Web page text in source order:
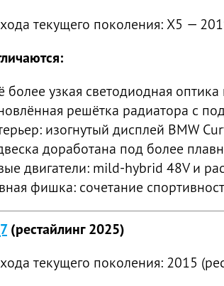
текущего поколения: X5 —
более узкая светодиодная
решётка радиатора с
изогнутый дисплей BMW
доработана под более
двигатели: mild-hybrid 48V и
фишка: сочетание
(рестайлинг 2025)
текущего поколения: 2015